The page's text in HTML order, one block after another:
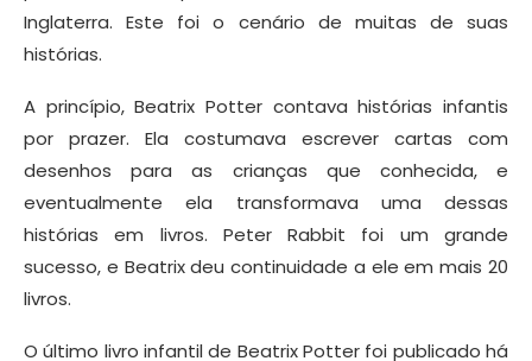
Inglaterra. Este foi o cenário de muitas de suas
histórias.
A princípio, Beatrix Potter contava histórias infantis
por prazer. Ela costumava escrever cartas com
desenhos para as crianças que conhecida, e
eventualmente ela transformava uma dessas
histórias em livros. Peter Rabbit foi um grande
sucesso, e Beatrix deu continuidade a ele em mais 20
livros.
O último livro infantil de Beatrix Potter foi publicado há